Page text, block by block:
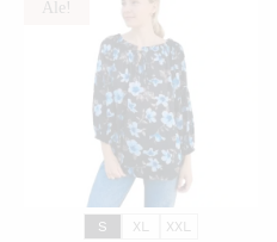
Ale!
S XL XXL